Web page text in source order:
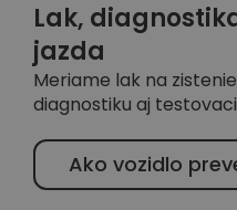
Lak,
jazda
Meriame lak na
diagnostiku aj
Ako vozidlo